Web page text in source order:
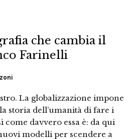
che cambia il
Farinelli
La globalizzazione impone
storia dell’umanità di fare i
davvero essa è: da qui
modelli per scendere a